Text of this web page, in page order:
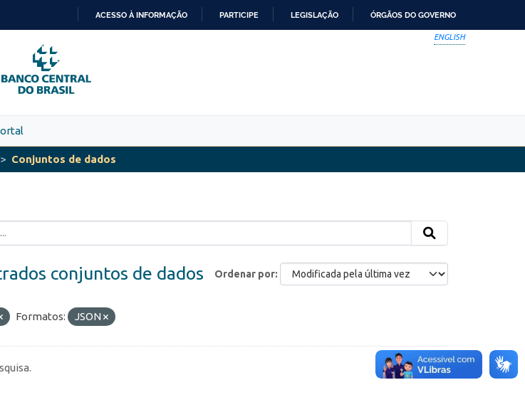
PARA
O
CONTEÚDO
ACESSO À INFORMAÇÃO PARTICIPE LEGISLAÇÃO ÓRGÃOS DO GOVERNO
ENGLISH
Conjuntos de dados
Ordenar por
conjuntos de dados
Formatos: JSON